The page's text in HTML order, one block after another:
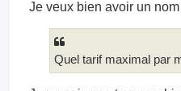
Je veux bien avoir un
Quel tarif maximal par